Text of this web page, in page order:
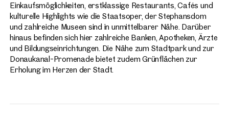
Einkaufsmöglichkeiten, erstklassige Restaurants, Cafés und
kulturelle Highlights wie die Staatsoper, der Stephansdom
und zahlreiche Museen sind in unmittelbarer Nähe. Darüber
hinaus befinden sich hier zahlreiche Banken, Apotheken, Ärzte
und Bildungseinrichtungen. Die Nähe zum Stadtpark und zur
Donaukanal-Promenade bietet zudem Grünflächen zur
Erholung im Herzen der Stadt.